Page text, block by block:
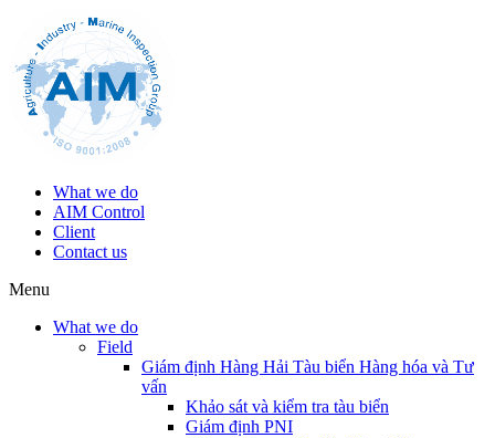
What we do
AIM Control
Client
Contact us
Menu
What we do
Field
Giám định Hàng Hải Tàu biển Hàng hóa và Tư
vấn
Khảo sát và kiểm tra tàu biển
Giám định PNI